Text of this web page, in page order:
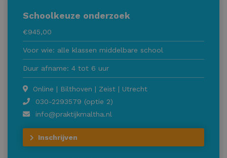
Schoolkeuze onderzoek
€945,00
Voor wie: alle klassen middelbare school
Duur afname: 4 tot 6 uur
Online | Bilthoven | Zeist | Utrecht
030-2293579 (optie 2)
info@praktijkmaltha.nl
Inschrijven